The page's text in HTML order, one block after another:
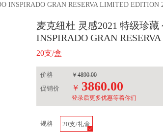
INSPIRADO GRAN RESERVA LIMITED EDITION
麦克纽杜 灵感2021 特级珍
INSPIRADO GRAN
20支/盒
价格 ￥ 4890.00
促销价 ￥ 3860.00
登录后更多优惠等着你们
规格 20支/礼盒